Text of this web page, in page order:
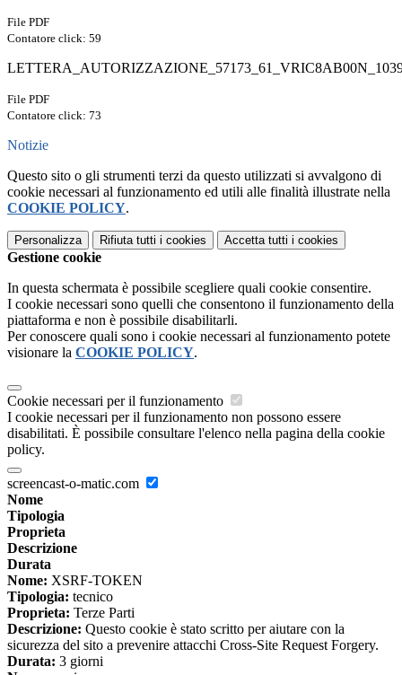
File PDF
Contatore click: 59
File PDF
Contatore click: 73
Notizie
Questo sito o gli strumenti terzi da questo utilizzati si avvalgono di
cookie necessari al funzionamento ed utili alle finalità illustrate nella
COOKIE POLICY.
Personalizza Rifiuta tutti i cookies Accetta tutti i cookies
Gestione cookie
In questa schermata è possibile scegliere quali cookie consentire.
I cookie necessari sono quelli che consentono il funzionamento della
piattaforma e non è possibile disabilitarli.
Per conoscere quali sono i cookie necessari al funzionamento potete
visionare la COOKIE POLICY.
Cookie necessari per il funzionamento
I cookie necessari per il funzionamento non possono essere
disabilitati. È possibile consultare l'elenco nella pagina della cookie
policy.
screencast-o-matic.com
Nome
Tipologia
Proprieta
Descrizione
Durata
Nome: XSRF-TOKEN
Tipologia: tecnico
Proprieta: Terze Parti
Descrizione: Questo cookie è stato scritto per aiutare con la
sicurezza del sito a prevenire attacchi Cross-Site Request Forgery.
Durata: 3 giorni